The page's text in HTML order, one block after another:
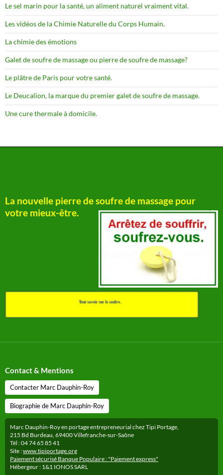
Le sel marin pour la santé, un aliment naturel vraiment vital.
Les vidéos de la Chimie Naturelle du Corps Humain.
La chimie des émotions
Galet de soufre de massage ou pierre de soufre de massage?
Le plâtre de Paris pour votre santé.
Le Deucalion, la marque du premier galet de soufre de massage.
Une cure thermale à domicile.
La nouvelle pierre de soufre de massage pour
votre mieux-être.
Tout savoir sur le soufre.
Contact & Mentions
Contacter Marc Dauphin-Roy
Biographie de Marc Dauphin-Roy
Marc Dauphin-Roy en portage entrepreneurial chez Tipi Portage,
215 Bd Burdeau, 69400 Villefranche-sur-Saône
Tél : 04 74 65 85 41
Site :www.tipiportage.org
Paiement sécurisé Banque Populaire : "Paiement express"
Hébergeur : 1&1 IONOS SARL